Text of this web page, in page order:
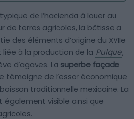
de l’hacienda à louer au
de terres agricoles, la bâtisse a
des éléments d’origine du XVIIe
liée à la production de la Pulque,
d’agaves. La superbe façade
témoigne de l’essor économique
traditionnelle mexicaine. La
également visible ainsi que